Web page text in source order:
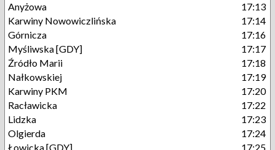
Anyżowa
17:13
Karwiny Nowowiczlińska
17:14
Górnicza
17:16
Myśliwska [GDY]
17:17
Źródło Marii
17:18
Nałkowskiej
17:19
Karwiny PKM
17:20
Racławicka
17:22
Lidzka
17:23
Olgierda
17:24
Łowicka [GDY]
17:25